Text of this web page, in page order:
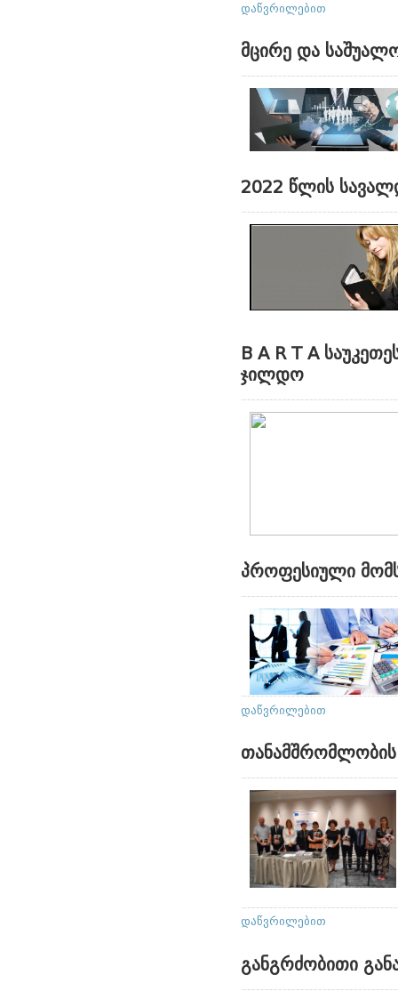
დაწვრილებით
მცირე და
2022 წლის
B A R T A
ჯილდო
პროფესიული
დაწვრილებით
დაწვრილებით
განგრძობითი